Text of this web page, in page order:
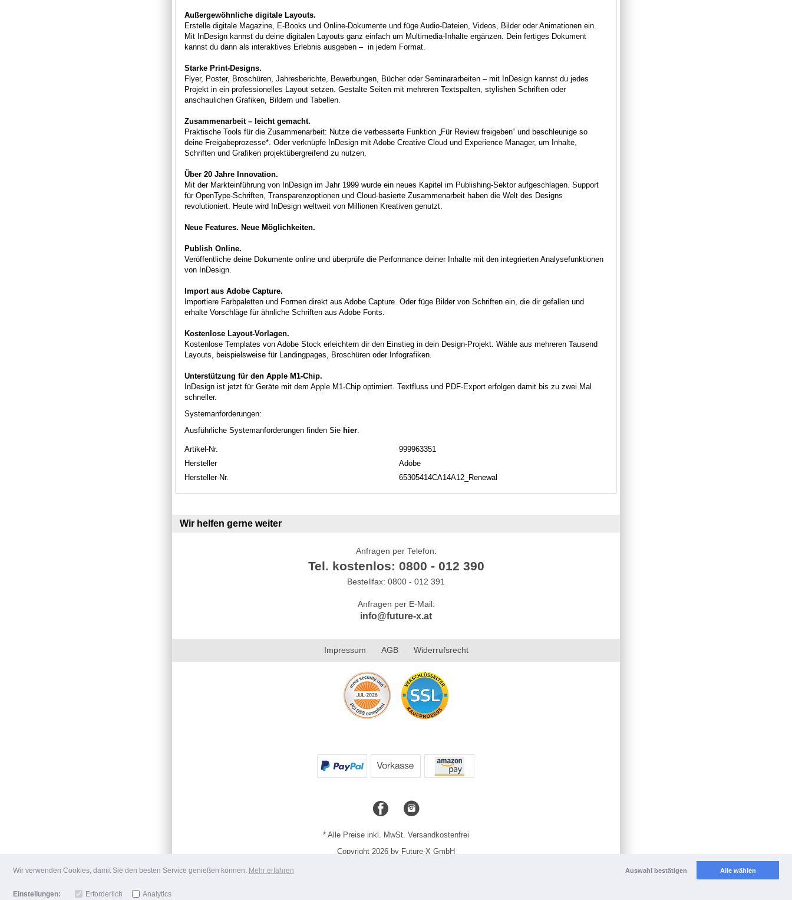
Wir verwenden Cookies, damit Sie den besten Service genießen können. Mehr erfahren Auswahl bestätigen Alle wählen
Einstellungen: Erforderlich Analytics
Außergewöhnliche digitale Layouts.
Erstelle digitale Magazine, E-Books und Online-Dokumente und füge Audio-Dateien, Videos, Bilder oder Animationen ein.
Mit InDesign kannst du deine digitalen Layouts ganz einfach um Multimedia-Inhalte ergänzen. Dein fertiges Dokument
kannst du dann als interaktives Erlebnis ausgeben – in jedem Format.
Starke Print-Designs.
Flyer, Poster, Broschüren, Jahresberichte, Bewerbungen, Bücher oder Seminararbeiten – mit InDesign kannst du jedes
Projekt in ein professionelles Layout setzen. Gestalte Seiten mit mehreren Textspalten, stylishen Schriften oder
anschaulichen Grafiken, Bildern und Tabellen.
Zusammenarbeit – leicht gemacht.
Praktische Tools für die Zusammenarbeit: Nutze die verbesserte Funktion „Für Review freigeben“ und beschleunige so
deine Freigabeprozesse*. Oder verknüpfe InDesign mit Adobe Creative Cloud und Experience Manager, um Inhalte,
Schriften und Grafiken projektübergreifend zu nutzen.
Über 20 Jahre Innovation.
Mit der Markteinführung von InDesign im Jahr 1999 wurde ein neues Kapitel im Publishing-Sektor aufgeschlagen. Support
für OpenType-Schriften, Transparenzoptionen und Cloud-basierte Zusammenarbeit haben die Welt des Designs
revolutioniert. Heute wird InDesign weltweit von Millionen Kreativen genutzt.
Neue Features. Neue Möglichkeiten.
Publish Online.
Veröffentliche deine Dokumente online und überprüfe die Performance deiner Inhalte mit den integrierten Analysefunktionen
von InDesign.
Import aus Adobe Capture.
Importiere Farbpaletten und Formen direkt aus Adobe Capture. Oder füge Bilder von Schriften ein, die dir gefallen und
erhalte Vorschläge für ähnliche Schriften aus Adobe Fonts.
Kostenlose Layout-Vorlagen.
Kostenlose Templates von Adobe Stock erleichtern dir den Einstieg in dein Design-Projekt. Wähle aus mehreren Tausend
Layouts, beispielsweise für Landingpages, Broschüren oder Infografiken.
Unterstützung für den Apple M1-Chip.
InDesign ist jetzt für Geräte mit dem Apple M1-Chip optimiert. Textfluss und PDF-Export erfolgen damit bis zu zwei Mal
schneller.
Systemanforderungen:
Ausführliche Systemanforderungen finden Sie hier
Artikel-Nr.
999963351
Hersteller
Adobe
Hersteller-Nr.
65305414CA14A12_Renewal
Wir helfen gerne weiter
Anfragen per Telefon:
Tel. kostenlos: 0800 - 012 390
Bestellfax: 0800 - 012 391
Anfragen per E-Mail:
info@future-x.at
Impressum AGB Widerrufsrecht
* Alle Preise inkl. MwSt. Versandkostenfrei
Copyright 2026 by Future-X GmbH